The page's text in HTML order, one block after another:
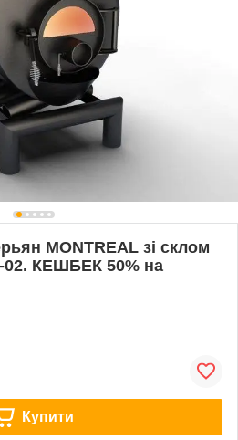
MONTREAL зі склом
02. КЕШБЕК 50% на
Купити